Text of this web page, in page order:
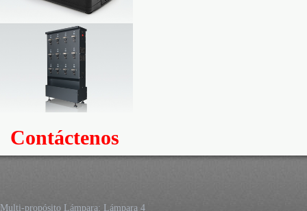
Contáctenos
Multi-propósito Lámpara: Lámpara 4